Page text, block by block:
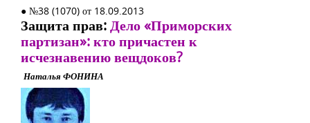
● №38 (1070) от 18.09.2013
Защита прав:Дело «Приморских
партизан»: кто причастен к
исчезнавению вещдоков?
Наталья ФОНИНА